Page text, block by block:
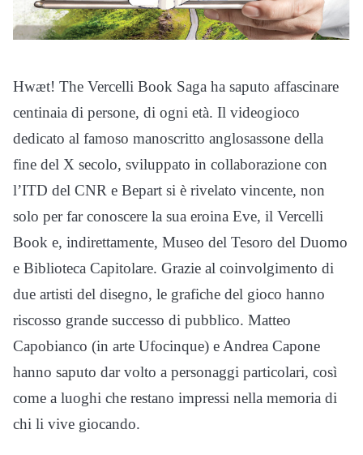
Hwæt! The Vercelli Book Saga ha saputo affascinare
centinaia di persone, di ogni età. Il videogioco
dedicato al famoso manoscritto anglosassone della
fine del X secolo, sviluppato in collaborazione con
l’ITD del CNR e Bepart si è rivelato vincente, non
solo per far conoscere la sua eroina Eve, il Vercelli
Book e, indirettamente, Museo del Tesoro del Duomo
e Biblioteca Capitolare. Grazie al coinvolgimento di
due artisti del disegno, le grafiche del gioco hanno
riscosso grande successo di pubblico. Matteo
Capobianco (in arte Ufocinque) e Andrea Capone
hanno saputo dar volto a personaggi particolari, così
come a luoghi che restano impressi nella memoria di
chi li vive giocando.